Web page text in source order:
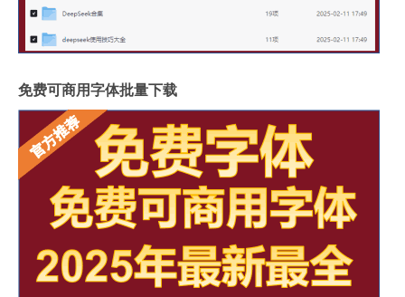
免费可商用字体批量下载